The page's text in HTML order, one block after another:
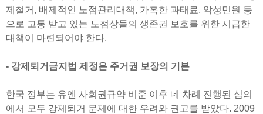
제철거, 배제적인 노점관리대책, 가혹한 과태료, 악성민원 등
으로 고통 받고 있는 노점상들의 생존권 보호를 위한 시급한
대책이 마련되어야 한다.
- 강제퇴거금지법 제정은 주거권 보장의 기본
한국 정부는 유엔 사회권규약 비준 이후 네 차례 진행된 심의
에서 모두 강제퇴거 문제에 대한 우려와 권고를 받았다. 2009